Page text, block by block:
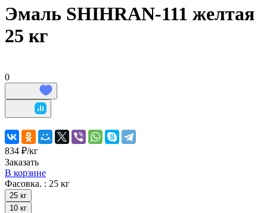
Эмаль SHIHRAN-111 желтая
25 кг
0
834 ₽/кг
Заказать
В корзине
Фасовка. : 25 кг
25 кг
10 кг